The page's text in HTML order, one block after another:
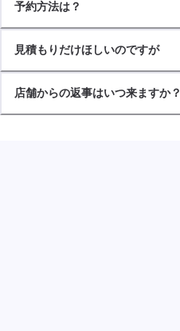
予約方法は？
見積もりだけほしいのですが
店舗からの返事はいつ来ますか？